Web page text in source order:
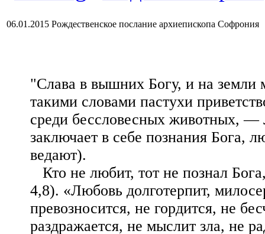
06.01.2015 Рождественское послание архиепископа Софрония
"Слава в вышних Богу, и на земли
такими словами пастухи
среди бессловесных животных,
заключает в себе познания Бога,
ведают).
Кто не любит, тот не познал
4,8). «Любовь долготерпит,
превозносится, не гордится, не
раздражается, не мыслит зла, не